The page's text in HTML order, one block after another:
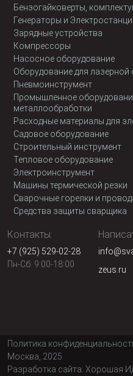
Бензогайковерты,
Генераторы и
Зарядные устройства
Компрессоры
Насосное оборудование
Оборудование для лазерной
Пневмоинструмент
Промышленное
металлообработки
Расходные материалы для
Садовое оборудование
Строительный инструмент
Тепловое оборудование
Электроинструмент
Машины термической резки
Сварочные горелки и
Средства защиты сварщика
Контакты:
+7 (925) 529-02-28
Пн-Сб: 9:00-18:00
zeus.ru
Политика
Москва, 2025
Разработка сайта: Хорошая